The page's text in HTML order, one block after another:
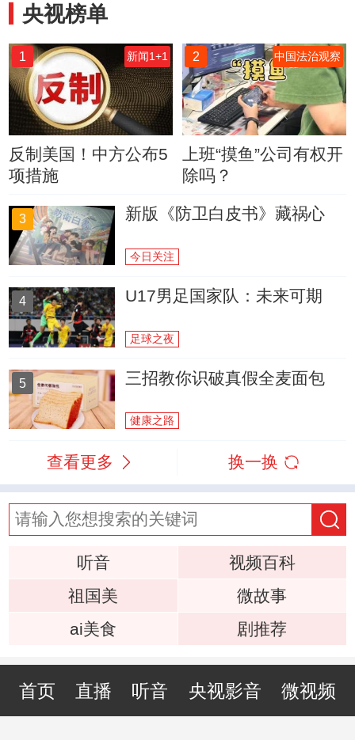
央视榜单
1 新闻1+1
反制美国！中方公布5
项措施
2 中国法治观察
上班“摸鱼”公司有权开
除吗？
3 新版《防卫白皮书》藏祸心
今日关注
4 U17男足国家队：未来可期
足球之夜
5 三招教你识破真假全麦面包
健康之路
查看更多 换一换
听音
视频百科
祖国美
微故事
ai美食
剧推荐
首页 直播 听音 央视影音 微视频